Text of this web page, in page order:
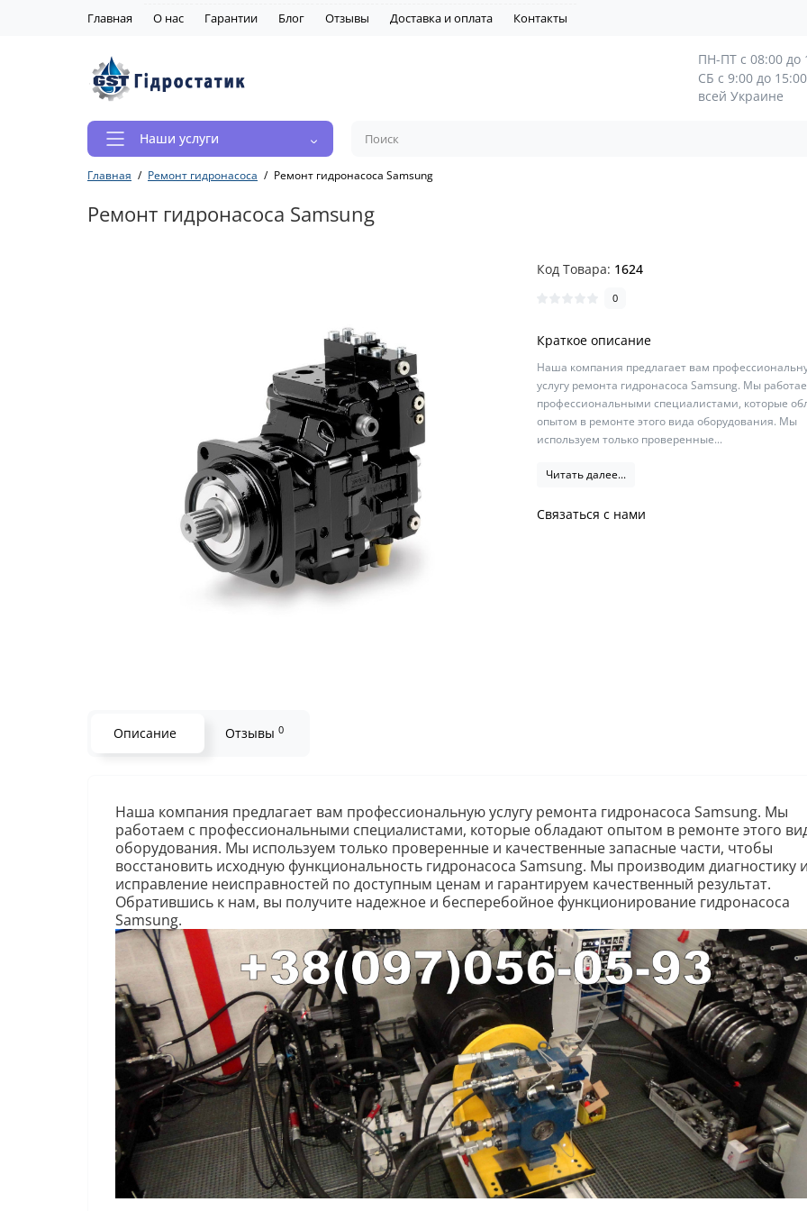
Главная О нас Гарантии Блог Отзывы Доставка и оплата Контакты
ПН-ПТ с 08:00 до
СБ с 9:00 до
всей Украине
Наши услуги
Главная Ремонт гидронасоса Ремонт гидронасоса Samsung
Ремонт гидронасоса Samsung
Код Товара: 1624
0
Краткое описание
Наша компания предлагает вам
услугу ремонта гидронасоса Samsung. Мы
профессиональными специалистами, которые
опытом в ремонте этого вида оборудования. Мы
используем только проверенные...
Читать далее...
Связаться с нами
Описание Отзывы 0
Наша компания предлагает вам профессиональную услугу ремонта гидронасоса Samsung. Мы
работаем с профессиональными специалистами, которые обладают опытом в ремонте этого
оборудования. Мы используем только проверенные и качественные запасные части, чтобы
восстановить исходную функциональность гидронасоса Samsung. Мы производим диагностику
исправление неисправностей по доступным ценам и гарантируем качественный результат.
Обратившись к нам, вы получите надежное и бесперебойное функционирование гидронасоса
Samsung.